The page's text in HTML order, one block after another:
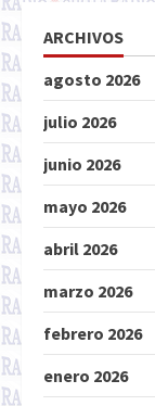
ARCHIVOS
agosto 2026
julio 2026
junio 2026
mayo 2026
abril 2026
marzo 2026
febrero 2026
enero 2026